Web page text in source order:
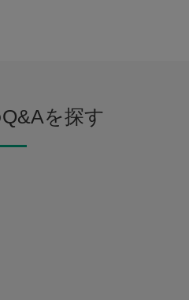
を探す